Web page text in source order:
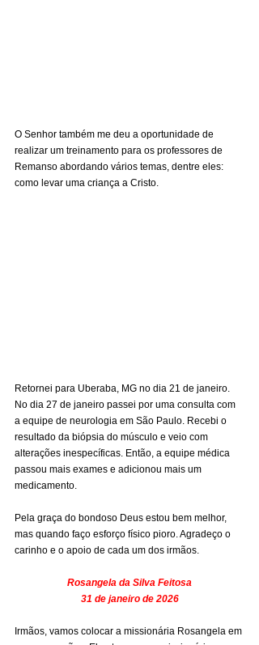
O Senhor também me deu a oportunidade de
realizar um treinamento para os professores de
Remanso abordando vários temas, dentre eles:
como levar uma criança a Cristo.
Retornei para Uberaba, MG no dia 21 de janeiro.
No dia 27 de janeiro passei por uma consulta com
a equipe de neurologia em São Paulo. Recebi o
resultado da biópsia do músculo e veio com
alterações inespecíficas. Então, a equipe médica
passou mais exames e adicionou mais um
medicamento.
Pela graça do bondoso Deus estou bem melhor,
mas quando faço esforço físico pioro. Agradeço o
carinho e o apoio de cada um dos irmãos.
Rosangela da Silva Feitosa
31 de janeiro de 2026
Irmãos, vamos colocar a missionária Rosangela em